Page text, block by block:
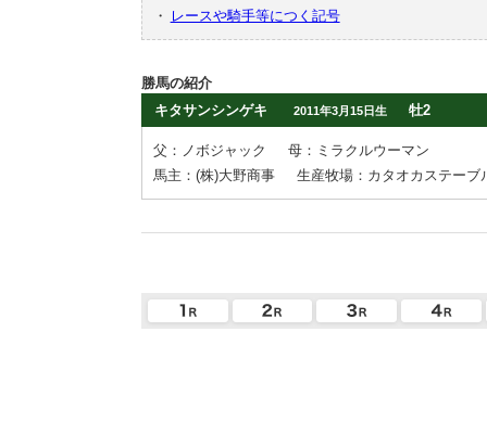
・
レースや騎手等につく記号
勝馬の紹介
キタサンシンゲキ
2011年3月15日生 牡2
父：ノボジャック
母：ミラクルウーマン
馬主：(株)大野商事
生産牧場：カタオカステーブ